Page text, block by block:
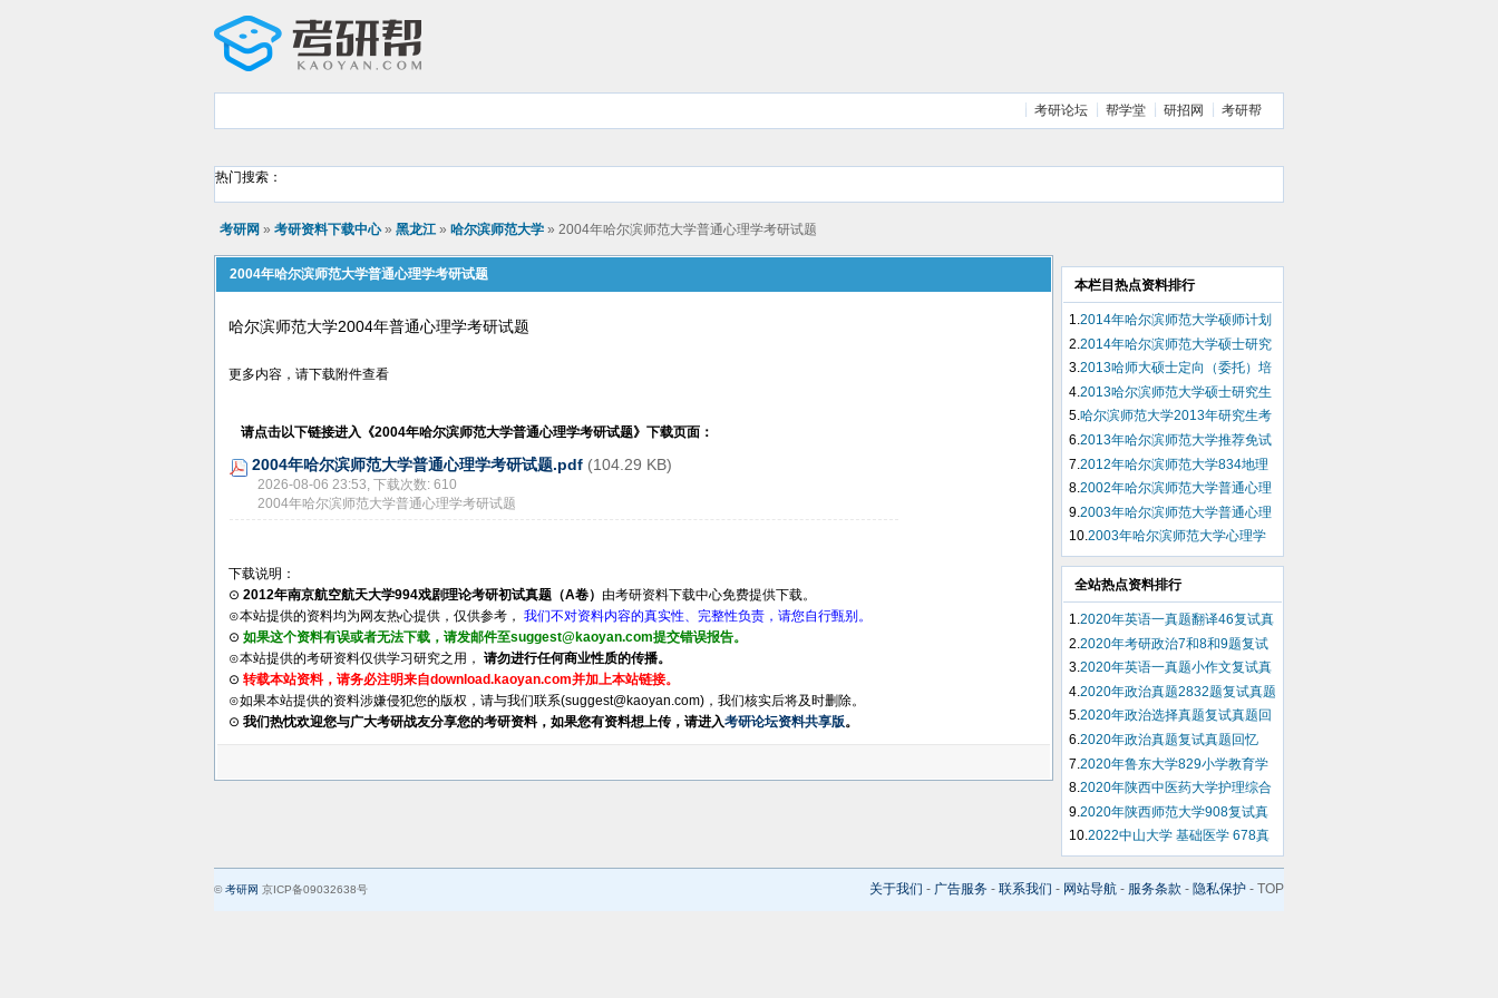
考研论坛 帮学堂 研招网 考研帮
热门搜索：
考研网 » 考研资料下载中心» 黑龙江 » 哈尔滨师范大学 » 2004年哈尔滨师范大学普通心理学考研试题
2004年哈尔滨师范大学普通心理学考研试题
哈尔滨师范大学2004年普通心理学考研试题
更多内容，请下载附件查看
请点击以下链接进入《2004年哈尔滨师范大学普通心理学考研试题》下载页面：
2004年哈尔滨师范大学普通心理学考研试题.pdf (104.29 KB)
2026-08-06 23:53, 下载次数: 610
2004年哈尔滨师范大学普通心理学考研试题
下载说明：
⊙ 2012年南京航空航天大学994戏剧理论考研初试真题（A卷） 由考研资料下载中心免费提供下载。
⊙本站提供的资料均为网友热心提供，仅供参考， 我们不对资料内容的真实性、完整性负责，请您自行甄别。
⊙ 如果这个资料有误或者无法下载，请发邮件至suggest@kaoyan.com提交错误报告。
⊙本站提供的考研资料仅供学习研究之用， 请勿进行任何商业性质的传播。
⊙ 转载本站资料，请务必注明来自download.kaoyan.com并加上本站链接。
⊙如果本站提供的资料涉嫌侵犯您的版权，请与我们联系(suggest@kaoyan.com)，我们核实后将及时删除。
⊙ 我们热忱欢迎您与广大考研战友分享您的考研资料，如果您有资料想上传，请进入考研论坛资料共享版。
本栏目热点资料排行
1.2014年哈尔滨师范大学硕师计划
推免申请表
2. 2014年哈尔滨师范大学硕士研究
生招生专业目录
3.2013哈师大硕士定向（委托）培
养协议书
4. 2013哈尔滨师范大学硕士研究生
入学考试第一批复试名单
5.哈尔滨师范大学2013年研究生考
试考场平面示意图
6.2013年哈尔滨师范大学推荐免试
攻读硕士学位申请表
7. 2012年哈尔滨师范大学834地理
信息系统考研试题（回忆版）
8.2002年哈尔滨师范大学普通心理
学考研试题
9. 2003年哈尔滨师范大学普通心理
学考研试题
10.2003年哈尔滨师范大学心理学
史考研试题
全站热点资料排行
1.2020年英语一真题翻译46复试真
题回忆
2. 2020年考研政治7和8和9题复试
真题回忆
3.2020年英语一真题小作文复试真
题回忆
4. 2020年政治真题2832题复试真题
回忆
5.2020年政治选择真题复试真题回
忆
6.2020年政治真题复试真题回忆
7. 2020年鲁东大学829小学教育学
复试真题回忆
8.2020年陕西中医药大学护理综合
308复试真题回忆
9. 2020年陕西师范大学908复试真
题回忆
10.2022中山大学 基础医学 678真
题回忆
关于我们 - 广告服务 - 联系我们 - 网站导航 - 服务条款 - 隐私保护 - TOP
©考研网 京ICP备09032638号